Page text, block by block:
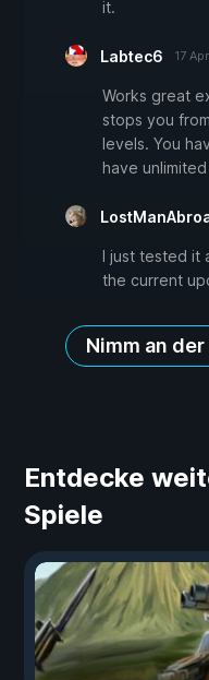
it.
Labtec6 17 Apr
Works great
stops you
levels. You
have
I just tested it
the current
Nimm an
Entdecke
Spiele